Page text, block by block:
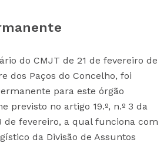
do CMJT de 21 de fevereiro de
dos Paços do Concelho, foi
para este órgão
previsto no artigo 19.º, n.º 3 da
de fevereiro, a qual funciona com
da Divisão de Assuntos